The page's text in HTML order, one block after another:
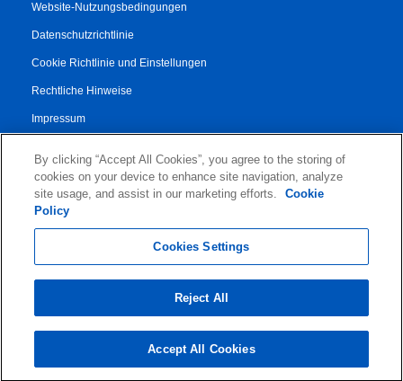
Website-Nutzungsbedingungen
Datenschutzrichtlinie
Cookie Richtlinie und Einstellungen
Rechtliche Hinweise
Impressum
AGB
Vertrag für Autorisierte Partner
By clicking “Accept All Cookies”, you agree to the storing of
cookies on your device to enhance site navigation, analyze
site usage, and assist in our marketing efforts.
Cookie
Policy
Cookies Settings
Reject All
Accept All Cookies